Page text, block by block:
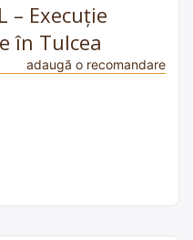
– Execuție
în Tulcea
adaugă o recomandare